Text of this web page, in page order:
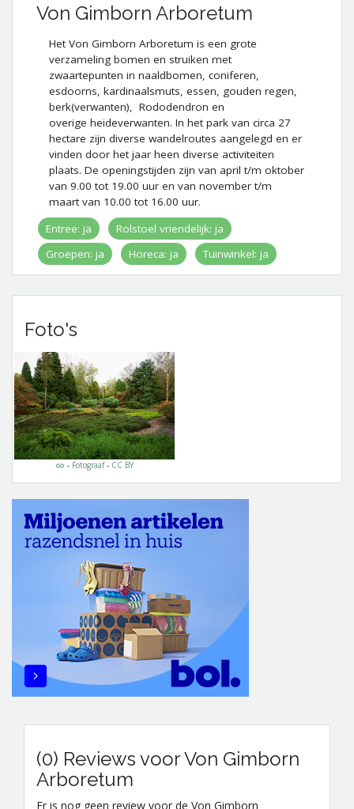
Von Gimborn Arboretum
Het Von Gimborn Arboretum is een grote
verzameling bomen en struiken met
zwaartepunten in naaldbomen, coniferen,
esdoorns, kardinaalsmuts, essen, gouden regen,
berk(verwanten), Rododendron en
overige heideverwanten. In het park van circa 27
hectare zijn diverse wandelroutes aangelegd en er
vinden door het jaar heen diverse activiteiten
plaats. De openingstijden zijn van april t/m oktober
van 9.00 tot 19.00 uur en van november t/m
maart van 10.00 tot 16.00 uur.
Entree: ja
Rolstoel vriendelijk: ja
Groepen: ja
Horeca: ja Tuinwinkel: ja
Foto's
- Fotograaf- CC BY
(0) Reviews voor Von Gimborn
Arboretum
Er is nog geen review voor de Von Gimborn